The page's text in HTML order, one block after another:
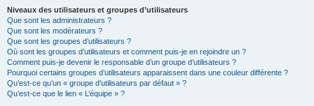
Niveaux des utilisateurs et groupes d’utilisateurs
Que sont les administrateurs ?
Que sont les modérateurs ?
Que sont les groupes d’utilisateurs ?
Où sont les groupes d’utilisateurs et comment puis-je en rejoindre un ?
Comment puis-je devenir le responsable d’un groupe d’utilisateurs ?
Pourquoi certains groupes d’utilisateurs apparaissent dans une couleur différente ?
Qu’est-ce qu’un « groupe d’utilisateurs par défaut » ?
Qu’est-ce que le lien « L’équipe » ?